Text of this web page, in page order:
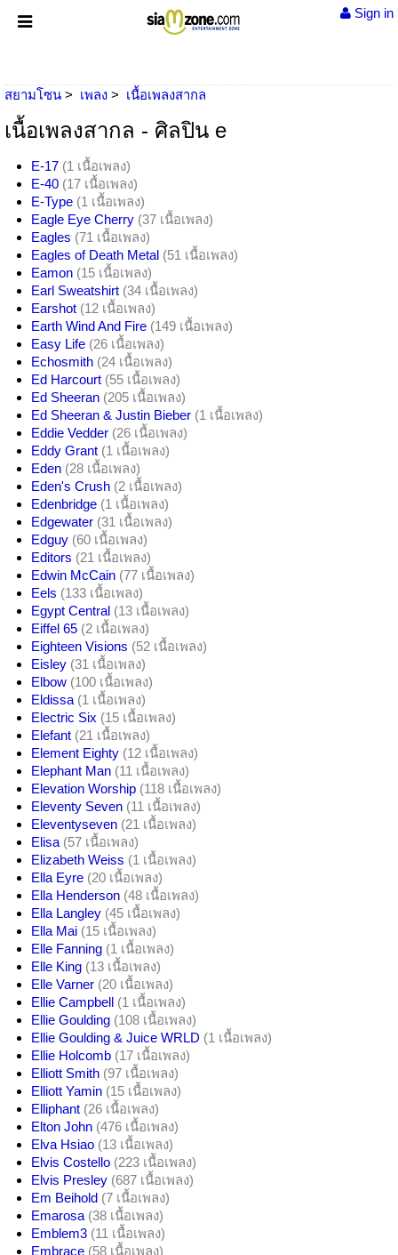
Sign in
สยามโซน เพลง เนื้อเพลงสากล
เนื้อเพลงสากล - ศิลปิน e
E-17 (1 เนื้อเพลง)
E-40 (17 เนื้อเพลง)
E-Type (1 เนื้อเพลง)
Eagle Eye Cherry (37 เนื้อเพลง)
Eagles (71 เนื้อเพลง)
Eagles of Death Metal (51 เนื้อเพลง)
Eamon (15 เนื้อเพลง)
Earl Sweatshirt (34 เนื้อเพลง)
Earshot (12 เนื้อเพลง)
Earth Wind And Fire (149 เนื้อเพลง)
Easy Life (26 เนื้อเพลง)
Echosmith (24 เนื้อเพลง)
Ed Harcourt (55 เนื้อเพลง)
Ed Sheeran (205 เนื้อเพลง)
Ed Sheeran & Justin Bieber (1 เนื้อเพลง)
Eddie Vedder (26 เนื้อเพลง)
Eddy Grant (1 เนื้อเพลง)
Eden (28 เนื้อเพลง)
Eden's Crush (2 เนื้อเพลง)
Edenbridge (1 เนื้อเพลง)
Edgewater (31 เนื้อเพลง)
Edguy (60 เนื้อเพลง)
Editors (21 เนื้อเพลง)
Edwin McCain (77 เนื้อเพลง)
Eels (133 เนื้อเพลง)
Egypt Central (13 เนื้อเพลง)
Eiffel 65 (2 เนื้อเพลง)
Eighteen Visions (52 เนื้อเพลง)
Eisley (31 เนื้อเพลง)
Elbow (100 เนื้อเพลง)
Eldissa (1 เนื้อเพลง)
Electric Six (15 เนื้อเพลง)
Elefant (21 เนื้อเพลง)
Element Eighty (12 เนื้อเพลง)
Elephant Man (11 เนื้อเพลง)
Elevation Worship (118 เนื้อเพลง)
Eleventy Seven (11 เนื้อเพลง)
Eleventyseven (21 เนื้อเพลง)
Elisa (57 เนื้อเพลง)
Elizabeth Weiss (1 เนื้อเพลง)
Ella Eyre (20 เนื้อเพลง)
Ella Henderson (48 เนื้อเพลง)
Ella Langley (45 เนื้อเพลง)
Ella Mai (15 เนื้อเพลง)
Elle Fanning (1 เนื้อเพลง)
Elle King (13 เนื้อเพลง)
Elle Varner (20 เนื้อเพลง)
Ellie Campbell (1 เนื้อเพลง)
Ellie Goulding (108 เนื้อเพลง)
Ellie Goulding & Juice WRLD (1 เนื้อเพลง)
Ellie Holcomb (17 เนื้อเพลง)
Elliott Smith (97 เนื้อเพลง)
Elliott Yamin (15 เนื้อเพลง)
Elliphant (26 เนื้อเพลง)
Elton John (476 เนื้อเพลง)
Elva Hsiao (13 เนื้อเพลง)
Elvis Costello (223 เนื้อเพลง)
Elvis Presley (687 เนื้อเพลง)
Em Beihold (7 เนื้อเพลง)
Emarosa (38 เนื้อเพลง)
Emblem3 (11 เนื้อเพลง)
Embrace (58 เนื้อเพลง)